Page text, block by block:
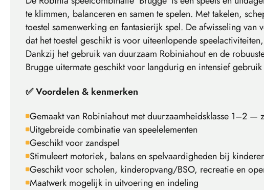
te klimmen, balanceren en samen te spelen. Met takelen,
toestel samenwerking en fantasierijk spel. De afwisseling
dat het toestel geschikt is voor uiteenlopende
Dankzij het gebruik van duurzaam Robiniahout en de
Brugge uitermate geschikt voor langdurig en intensief
✅ Voordelen & kenmerken
Gemaakt van Robiniahout met duurzaamheidsklasse 1–2 —
Uitgebreide combinatie van speelelementen
Geschikt voor zandspel
Stimuleert motoriek, balans en spelvaardigheden bij
Geschikt voor scholen, kinderopvang/BSO, recreatie en
Maatwerk mogelijk in uitvoering en indeling